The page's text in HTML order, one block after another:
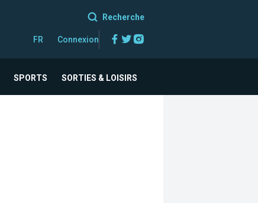
Recherche
FR Connexion Facebook
Twitter
SPORTS SORTIES & LOISIRS